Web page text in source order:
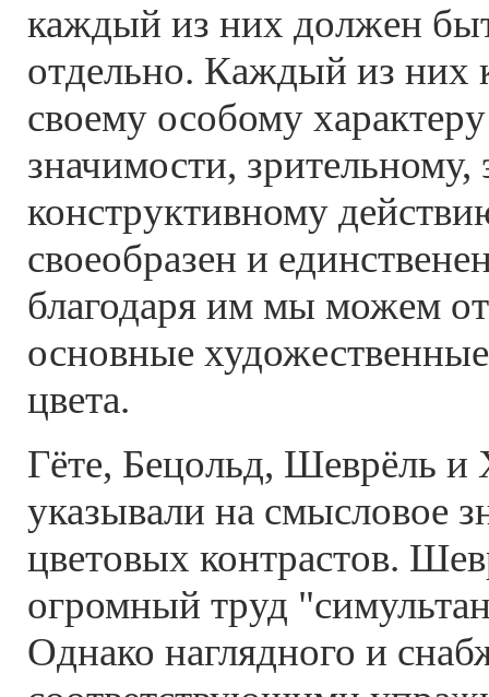
каждый из них должен
отдельно. Каждый из них
своему особому
значимости,
конструктивному
своеобразен и
благодаря им мы можем
основные
цвета.
Гёте, Бецольд, Шеврёль и
указывали на смысловое
цветовых контрастов.
огромный труд
Однако наглядного и